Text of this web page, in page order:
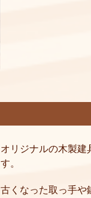
オリジナルの木製建
す。
古くなった取っ手や